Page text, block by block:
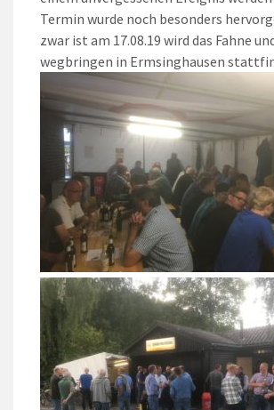
Termin wurde noch besonders
zwar ist am 17.08.19 wird das Fahne
wegbringen in Ermsinghausen